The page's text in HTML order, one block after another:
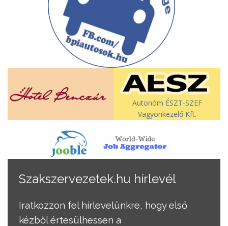
Autonóm ÉSZT-SZEF
Vagyonkezelő Kft.
Szakszervezetek.hu hírlevél
Iratkozzon fel hírlevelünkre, hogy első
kézből értesülhessen a